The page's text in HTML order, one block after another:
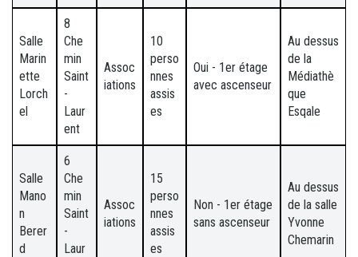
Salle
Marin
ette
Lorch
el
8
Che
min
Saint
-
Laur
ent
Assoc
iations
10
perso
nnes
assis
es
Oui - 1er étage
avec ascenseur
Au dessus
de la
Médiathè
que
Esqale
Salle
Mano
n
Berer
d
6
Che
min
Saint
-
Laur
Assoc
iations
15
perso
nnes
assis
es
Non - 1er étage
sans ascenseur
Au dessus
de la salle
Yvonne
Chemarin